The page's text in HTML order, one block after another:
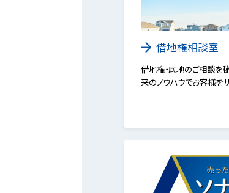
借地権相談室
借地権・底地のご相談を
来のノウハウでお客様を